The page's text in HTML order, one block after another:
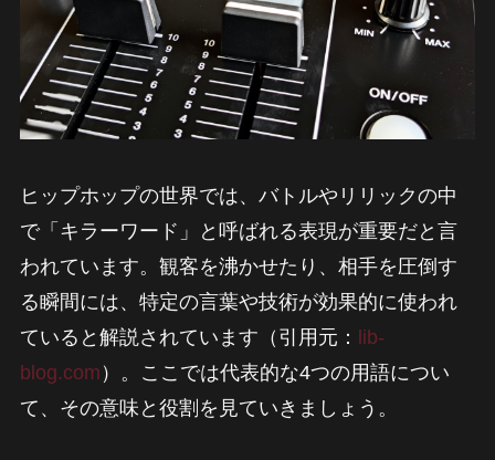
ヒップホップの世界では、バトルやリリックの中
で「キラーワード」と呼ばれる表現が重要だと言
われています。観客を沸かせたり、相手を圧倒す
る瞬間には、特定の言葉や技術が効果的に使われ
ていると解説されています（引用元：
lib-
blog.com ）。ここでは代表的な4つの用語につい
て、その意味と役割を見ていきましょう。